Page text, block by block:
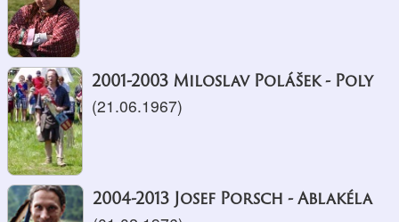
2001-2003 Miloslav Polášek - Poly
(21.06.1967)
2004-2013 Josef Porsch - Ablakéla